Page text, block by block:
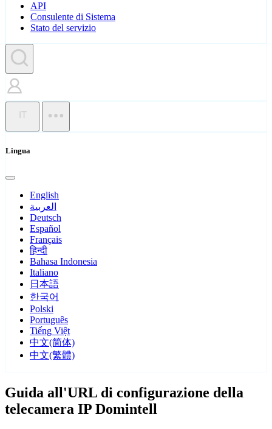
API
Consulente di Sistema
Stato del servizio
IT
Lingua
English
العربية
Deutsch
Español
Français
हिन्दी
Bahasa Indonesia
Italiano
日本語
한국어
Polski
Português
Tiếng Việt
中文(简体)
中文(繁體)
Guida all'URL di configurazione della
telecamera IP Domintell